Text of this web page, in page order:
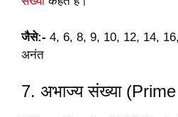
जैसे:- 4, 6, 8, 9, 10, 12, 14,
अनंत
7. अभाज्य संख्या